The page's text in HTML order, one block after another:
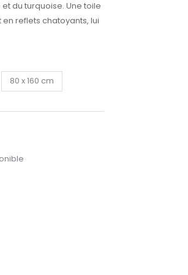
du turquoise. Une toile
reflets chatoyants, lui
80 x 160 cm